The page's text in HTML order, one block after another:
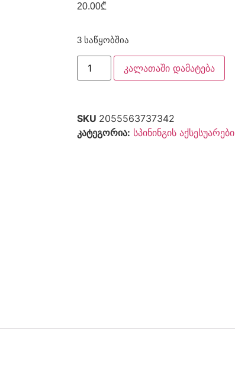
20.00₾
3 საწყობშია
კალათაში დამატება
SKU 2055563737342
კატეგორია: სპინინგის აქსესუარები